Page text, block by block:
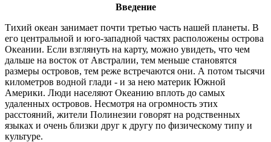
Введение
Тихий океан занимает почти третью часть нашей планеты. В
его центральной и юго-западной частях расположены острова
Океании. Если взглянуть на карту, можно увидеть, что чем
дальше на восток от Австралии, тем меньше становятся
размеры островов, тем реже встречаются они. А потом тысячи
километров водной глади - и за нею материк Южной
Америки. Люди населяют Океанию вплоть до самых
удаленных островов. Несмотря на огромность этих
расстояний, жители Полинезии говорят на родственных
языках и очень близки друг к другу по физическому типу и
культуре.